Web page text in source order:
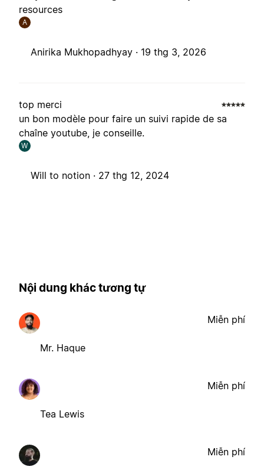
resources
A
Anirika Mukhopadhyay · 19 thg 3, 2026
top merci
un bon modèle pour faire un suivi rapide de sa
chaîne youtube, je conseille.
W
Will to notion · 27 thg 12, 2024
Nội dung khác tương tự
Mr. Haque
Miễn phí
Tea Lewis
Miễn phí
Miễn phí